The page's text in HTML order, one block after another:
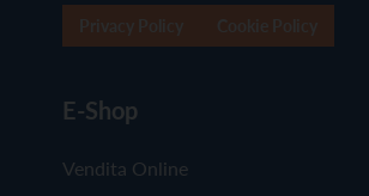
E-Shop
Vendita Online